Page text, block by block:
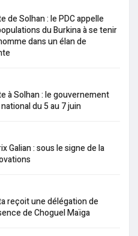
de Solhan : le PDC appelle
du Burkina à se tenir
dans un élan de
à Solhan : le gouvernement
du 5 au 7 juin
Galian : sous le signe de la
reçoit une délégation de
de Choguel Maïga